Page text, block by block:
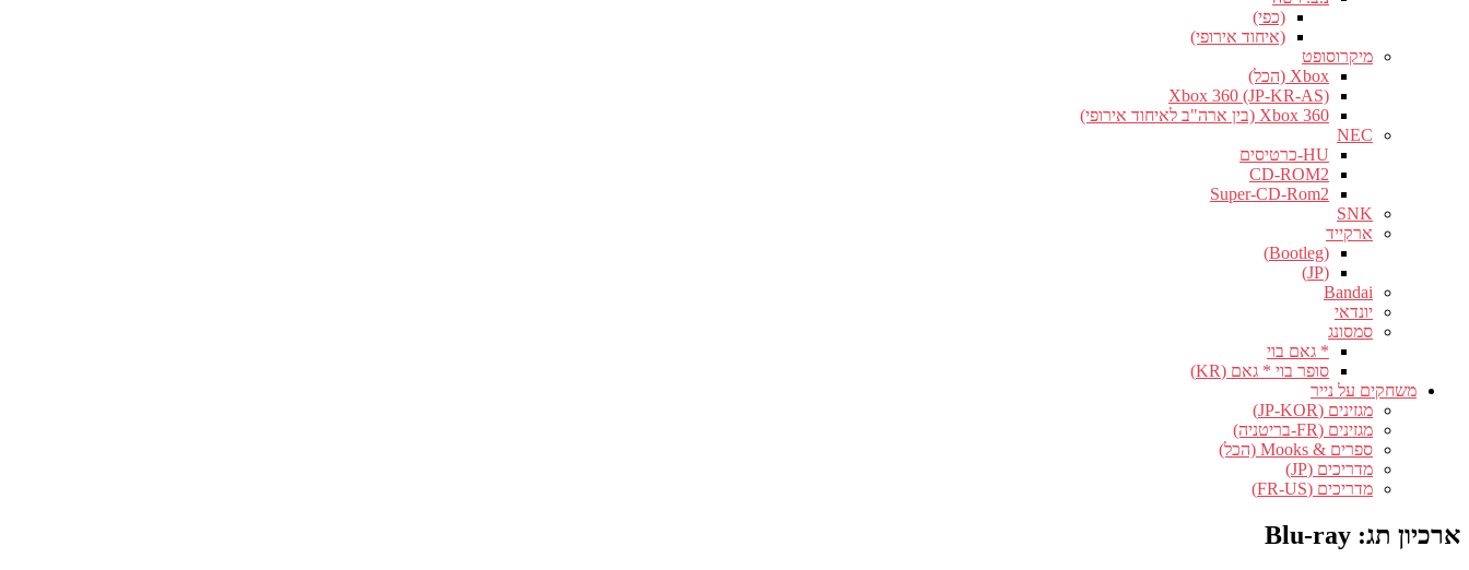
(כפי)
(איחוד אירופי)
מיקרוסופט
Xbox (הכל)
Xbox 360 (JP-KR-AS)
Xbox 360 (בין ארה"ב לאיחוד אירופי)
NEC
HU-כרטיסים
CD-ROM2
Super-CD-Rom2
SNK
ארקייד
(Bootleg)
(JP)
Bandai
יונדאי
סמסונג
* גאם בוי
סופר בוי * גאם (KR)
משחקים על נייר
מגזינים (JP-KOR)
מגזינים (FR-בריטניה)
ספרים & Mooks (הכל)
מדריכים (JP)
מדריכים (FR-US)
ארכיון תג: Blu-ray